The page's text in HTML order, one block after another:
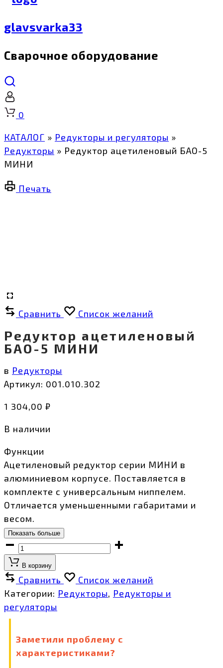
glavsvarka33
Сварочное оборудование
Корзина
0
КАТАЛОГ » Редукторы и регуляторы »
Редукторы » Редуктор ацетиленовый БАО-5
МИНИ
Печать
Сравнить Список желаний
Редуктор ацетиленовый
БАО-5 МИНИ
в Редукторы
Артикул: 001.010.302
1 304,00 ₽
В наличии
Функции
Ацетиленовый редуктор серии МИНИ в
алюминиевом корпусе. Поставляется в
комплекте с универсальным ниппелем.
Отличается уменьшенными габаритами и
весом.
Показать больше
Редуктор
ацетиленовый
БАО-5
МИНИ
количество
В корзину
Сравнить
Список желаний
Категории: Редукторы, Редукторы и
регуляторы
Заметили проблему с
характеристиками?